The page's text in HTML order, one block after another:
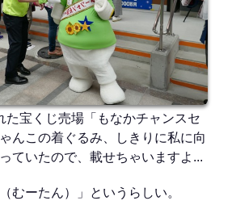
た宝くじ売場「もなかチャンスセ
んこの着ぐるみ、しきりに私に向
ていたので、載せちゃいますよ...
むーたん）」というらしい。